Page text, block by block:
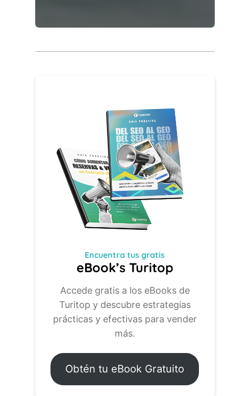
Encuentra tus gratis
eBook’s Turitop
Accede gratis a los eBooks de
Turitop y descubre estrategias
prácticas y efectivas para vender
más.
Obtén tu eBook Gratuito